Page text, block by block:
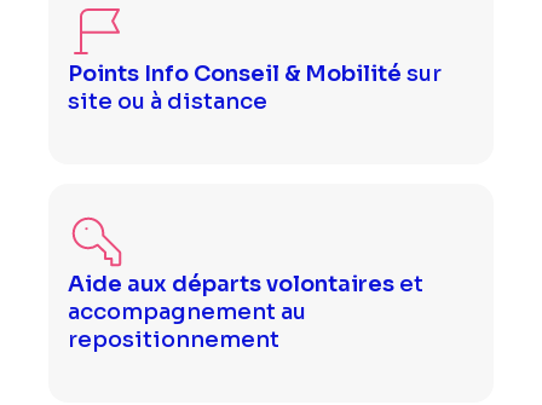
Points Info Conseil & Mobilité sur
site ou à distance
Aide aux départs volontaires et
accompagnement au
repositionnement